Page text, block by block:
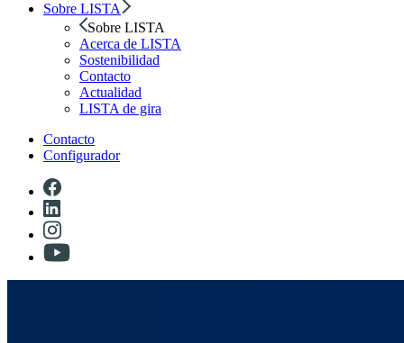
Sobre LISTA
Sobre LISTA
Acerca de LISTA
Sostenibilidad
Contacto
Actualidad
LISTA de gira
Contacto
Configurador